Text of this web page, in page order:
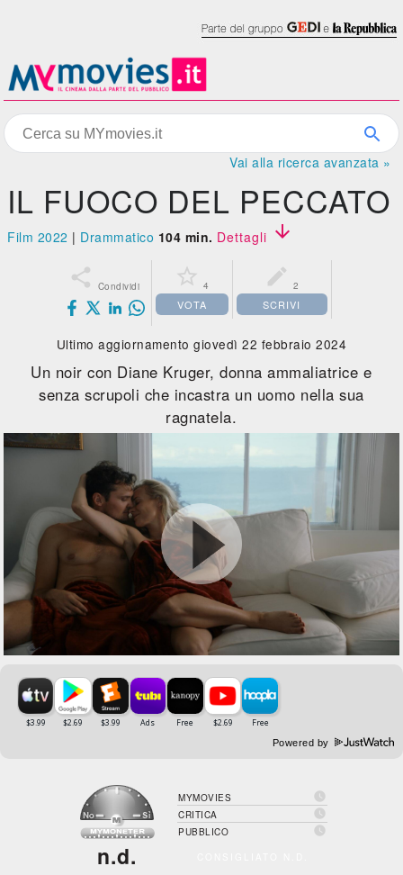
Vai alla ricerca avanzata »
IL FUOCO DEL PECCATO
Film 2022 | Drammatico 104 min. Dettagli 
 Condividi  4
VOTA
 2
SCRIVI
Ultimo aggiornamento giovedì 22 febbraio 2024
Un noir con Diane Kruger, donna ammaliatrice e
senza scrupoli che incastra un uomo nella sua
ragnatela.
Powered by
n.d.
MYMOVIES 
CRITICA 
PUBBLICO 